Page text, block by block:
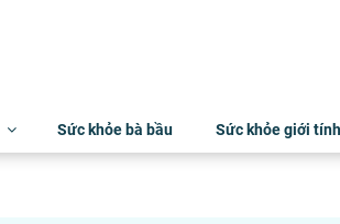
Sức khỏe bà bầu Sức khỏe giới tính